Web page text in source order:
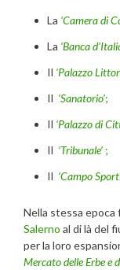
La ‘Camera di
La ‘Banca
Il ‘Palazzo
Il ‘Sanatorio’;
Il ‘Palazzo di
Il ‘Tribunale’ ;
Il ‘Campo
Nella stessa
Salerno al di là del
per la loro
Mercato delle Erbe e